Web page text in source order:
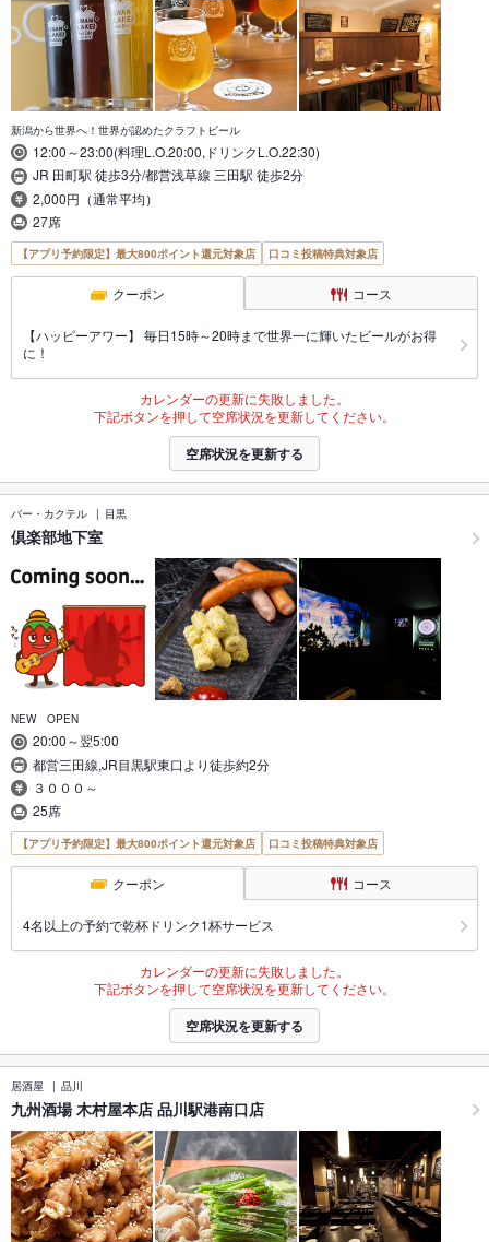
新潟から世界へ！世界が認めたクラフトビール
12:00～23:00(料理L.O.20:00,ドリンクL.O.22:30)
JR 田町駅 徒歩3分/都営浅草線 三田駅 徒歩2分
2,000円（通常平均）
27席
【アプリ予約限定】最大800ポイント還元対象店 口コミ投稿特典対象店
クーポン コース
【ハッピーアワー】 毎日15時～20時まで世界一に輝いたビールがお得
に！
カレンダーの更新に失敗しました。
下記ボタンを押して空席状況を更新してください。
空席状況を更新する
バー・カクテル 目黒
倶楽部地下室
NEW OPEN
20:00～翌5:00
都営三田線,JR目黒駅東口より徒歩約2分
３０００～
25席
【アプリ予約限定】最大800ポイント還元対象店 口コミ投稿特典対象店
クーポン コース
4名以上の予約で乾杯ドリンク1杯サービス
カレンダーの更新に失敗しました。
下記ボタンを押して空席状況を更新してください。
空席状況を更新する
居酒屋 品川
九州酒場 木村屋本店 品川駅港南口店